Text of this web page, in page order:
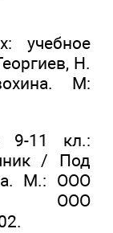
учебное
Н.
М:
9-11 кл.:
/ Под
М.: ООО
ООО